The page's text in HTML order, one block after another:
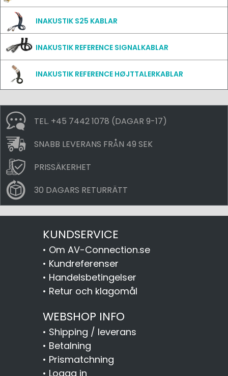
INAKUSTIK S25 KABLAR
INAKUSTIK REFERENCE SIGNALKABLAR
INAKUSTIK REFERENCE HØJTTALERKABLAR
TEL. +45 7442 1078 (DAGAR 9-17)
SNABB LEVERANS FRÅN 49 SEK
PRISSÄKERHET
30 DAGARS RETURRÄTT
KUNDSERVICE
• Om AV-Connection.se
• Kundreferenser
• Handelsbetingelser
• Retur och klagomål
WEBSHOP INFO
• Shipping / leverans
• Betalning
• Prismatchning
• Logga in